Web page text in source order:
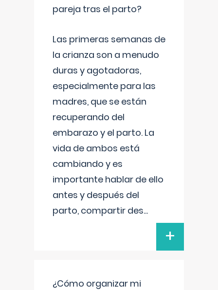
pareja tras el parto?
Las primeras semanas de
la crianza son a menudo
duras y agotadoras,
especialmente para las
madres, que se están
recuperando del
embarazo y el parto. La
vida de ambos está
cambiando y es
importante hablar de ello
antes y después del
parto, compartir des...
+
¿Cómo organizar mi